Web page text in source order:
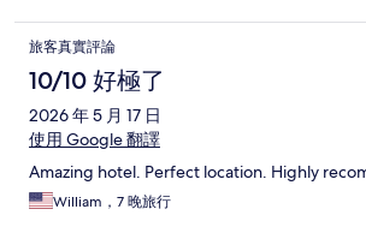
旅客真實評論
10/10 好極了
2026 年 5 月 17 日
使用 Google 翻譯
Amazing hotel. Perfect location. Highly
William，7 晚旅行